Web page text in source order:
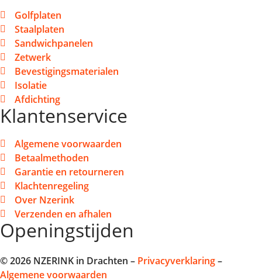
Golfplaten
Staalplaten
Sandwichpanelen
Zetwerk
Bevestigingsmaterialen
Isolatie
Afdichting
Klantenservice
Algemene voorwaarden
Betaalmethoden
Garantie en retourneren
Klachtenregeling
Over Nzerink
Verzenden en afhalen
Openingstijden
© 2026 NZERINK in Drachten – Privacyverklaring–
Algemene voorwaarden